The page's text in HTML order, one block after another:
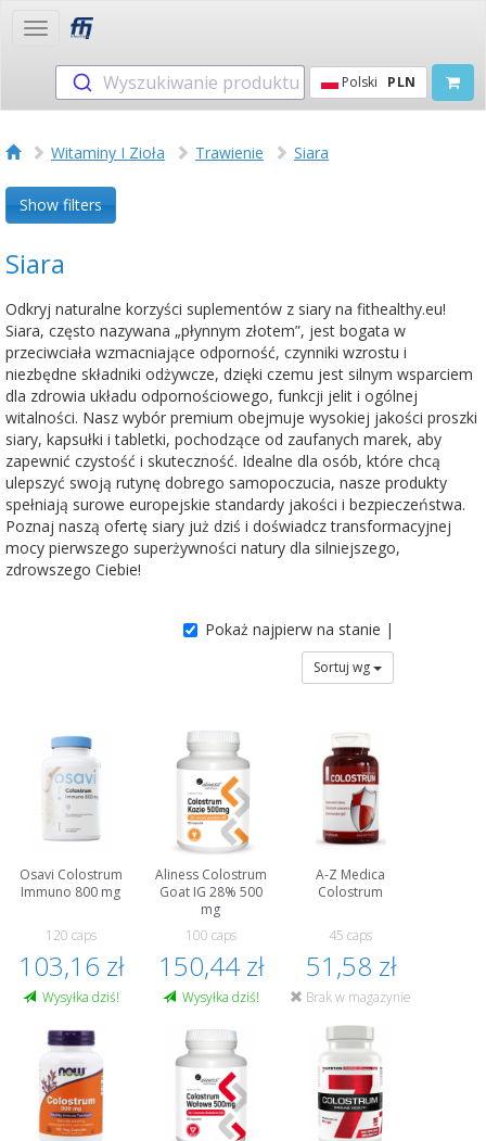
Toggle
Wyszukiwanie produktu Polski PLN
Witaminy I Zioła Trawienie Siara
Show filters
Siara
Odkryj naturalne korzyści suplementów z siary na fithealthy.eu!
Siara, często nazywana „płynnym złotem”, jest bogata w
przeciwciała wzmacniające odporność, czynniki wzrostu i
niezbędne składniki odżywcze, dzięki czemu jest silnym wsparciem
dla zdrowia układu odpornościowego, funkcji jelit i ogólnej
witalności. Nasz wybór premium obejmuje wysokiej jakości proszki
siary, kapsułki i tabletki, pochodzące od zaufanych marek, aby
zapewnić czystość i skuteczność. Idealne dla osób, które chcą
ulepszyć swoją rutynę dobrego samopoczucia, nasze produkty
spełniają surowe europejskie standardy jakości i bezpieczeństwa.
Poznaj naszą ofertę siary już dziś i doświadcz transformacyjnej
mocy pierwszego superżywności natury dla silniejszego,
zdrowszego Ciebie!
Pokaż najpierw na stanie |
Sortuj wg
Osavi Colostrum
Immuno 800 mg
120 caps
103,16 zł
Wysyłka dziś!
Aliness Colostrum
Goat IG 28% 500
mg
100 caps
150,44 zł
Wysyłka dziś!
A-Z Medica
Colostrum
45 caps
51,58 zł
Brak w magazynie